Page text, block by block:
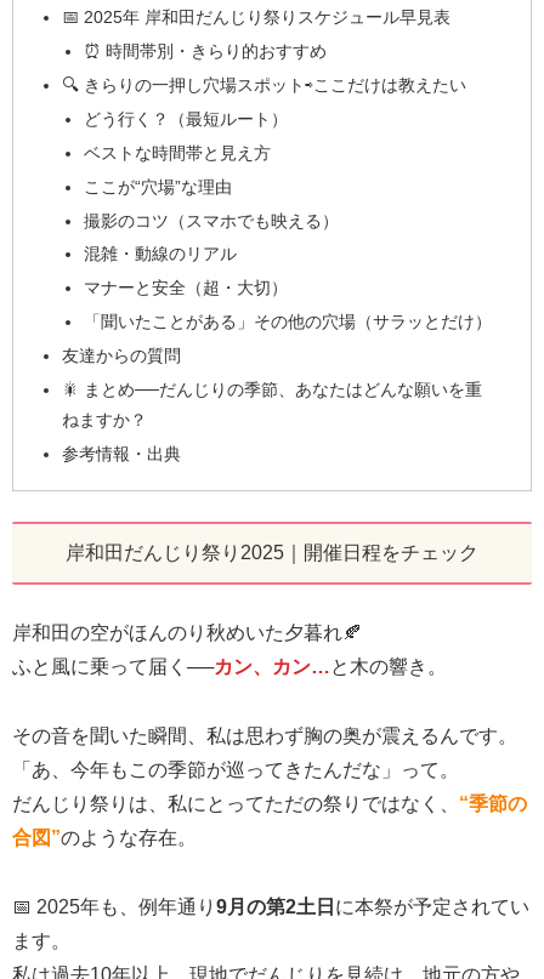
📅 2025年 岸和田だんじり祭りスケジュール早見表
⏰ 時間帯別・きらり的おすすめ
🔍 きらりの一押し穴場スポット⇨ここだけは教えたい
どう行く？（最短ルート）
ベストな時間帯と見え方
ここが“穴場”な理由
撮影のコツ（スマホでも映える）
混雑・動線のリアル
マナーと安全（超・大切）
「聞いたことがある」その他の穴場（サラッとだけ）
友達からの質問
🎇 まとめ──だんじりの季節、あなたはどんな願いを重
ねますか？
参考情報・出典
岸和田だんじり祭り2025｜開催日程をチェック
岸和田の空がほんのり秋めいた夕暮れ🍂
ふと風に乗って届く──カン、カン…と木の響き。
その音を聞いた瞬間、私は思わず胸の奥が震えるんです。
「あ、今年もこの季節が巡ってきたんだな」って。
だんじり祭りは、私にとってただの祭りではなく、 “季節の
合図”のような存在。
📅 2025年も、例年通り 9月の第2土日 に本祭が予定されてい
ます。
私は過去10年以上、現地でだんじりを見続け、地元の方や